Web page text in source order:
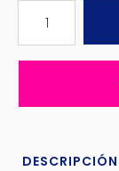
MECANICO
16
MS301-
DESCRIPCIÓN